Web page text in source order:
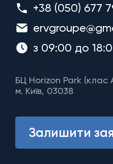
+38 (050) 677
з 09:00 до
БЦ Horizon Park (клас
м. Київ, 03038
Залишити